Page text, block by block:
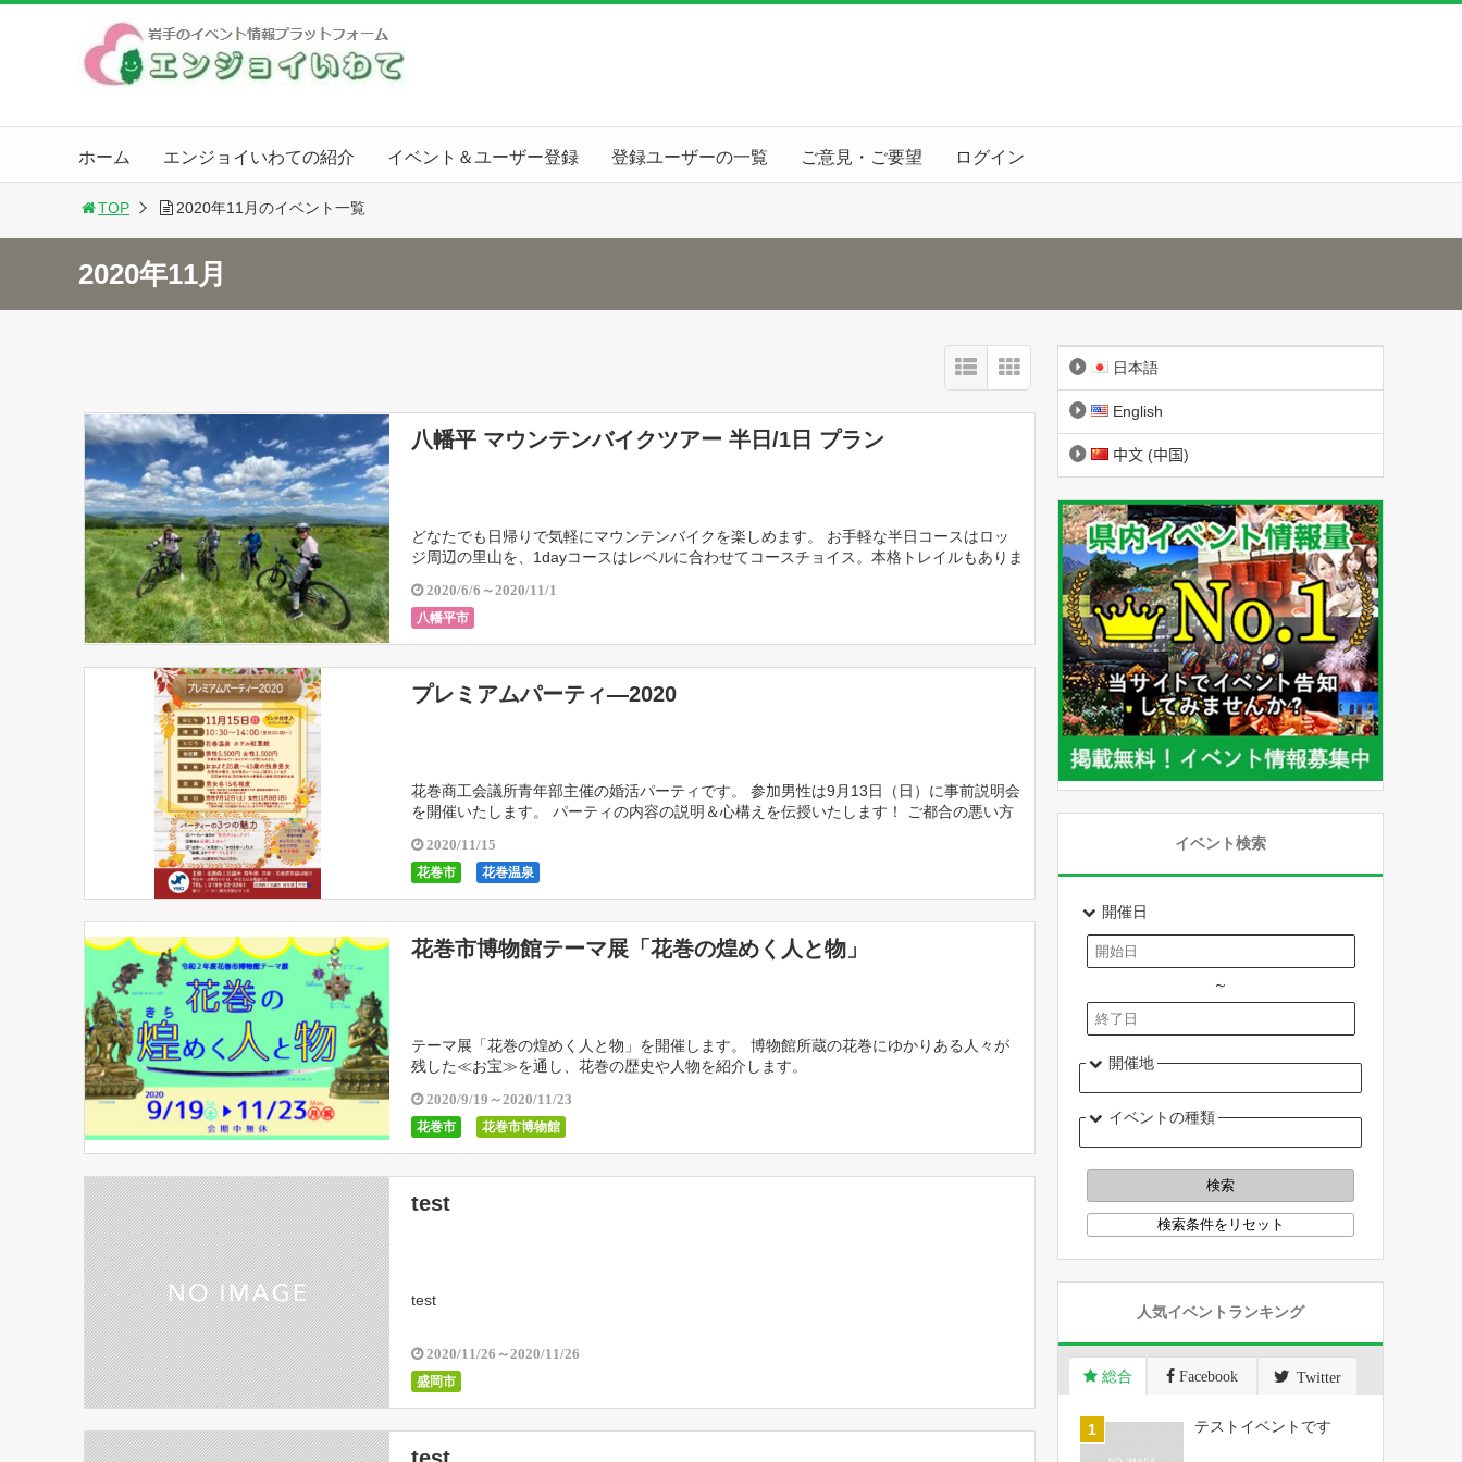
ホーム エンジョイいわての紹介 イベント＆ユーザー登録 登録ユーザーの一覧 ご意見・ご要望 ログイン
TOP 2020年11月のイベント一覧
2020年11月
八幡平 マウンテンバイクツアー 半日/1日 プラン
どなたでも日帰りで気軽にマウンテンバイクを楽しめます。 お手軽な半日コースはロッ
ジ周辺の里山を、1dayコースはレベルに合わせてコースチョイス。本格トレイルもありま
2020/6/6～2020/11/1
八幡平市
プレミアムパーティ―2020
花巻商工会議所青年部主催の婚活パーティです。 参加男性は9月13日（日）に事前説明会
を開催いたします。 パーティの内容の説明＆心構えを伝授いたします！ ご都合の悪い方
2020/11/15
花巻市 花巻温泉
花巻市博物館テーマ展「花巻の煌めく人と物」
テーマ展「花巻の煌めく人と物」を開催します。 博物館所蔵の花巻にゆかりある人々が
残した≪お宝≫を通し、花巻の歴史や人物を紹介します。
2020/9/19～2020/11/23
花巻市 花巻市博物館
test
test
2020/11/26～2020/11/26
盛岡市
日本語
English
中文 (中国)
イベント検索
開催日
～
開催地
イベントの種類
人気イベントランキング
総合 Facebook Twitter
テストイベントです